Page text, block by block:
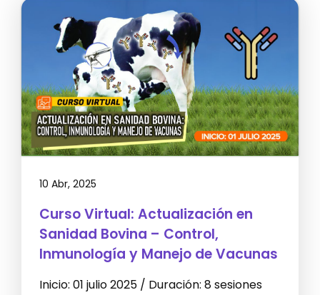
10 Abr, 2025
Curso Virtual: Actualización en
Sanidad Bovina – Control,
Inmunología y Manejo de Vacunas
Inicio: 01 julio 2025 / Duración: 8 sesiones